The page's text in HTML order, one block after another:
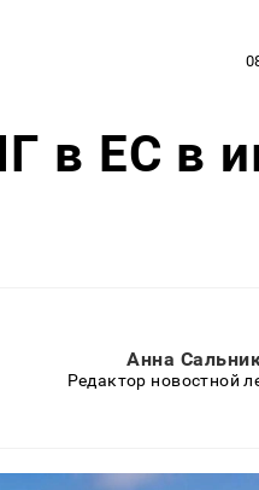
в ЕС в
Анна
Редактор новостной